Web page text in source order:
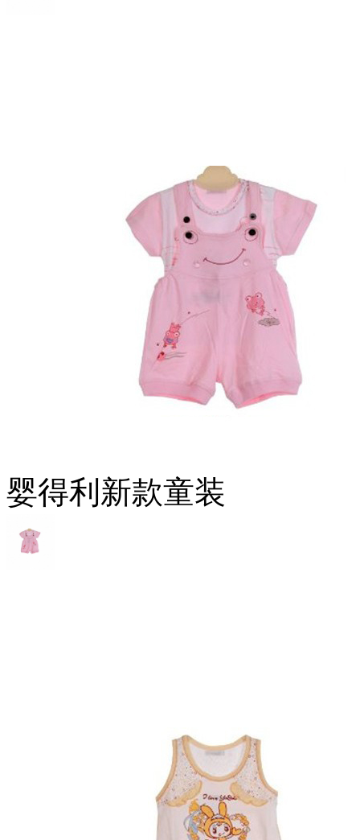
婴得利新款童装